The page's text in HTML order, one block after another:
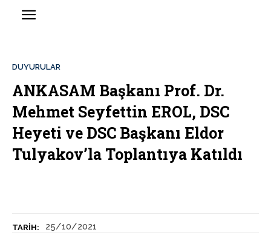
TARIH: 25/10/2021
DUYURULAR
ANKASAM Başkanı Prof. Dr.
Mehmet Seyfettin EROL, DSC
Heyeti ve DSC Başkanı Eldor
Tulyakov’la Toplantıya Katıldı